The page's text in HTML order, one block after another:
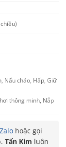
Nấu cháo, Hấp, Giữ
thông minh, Nắp
Zalo hoặc gọi
Tấn Kim luôn